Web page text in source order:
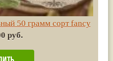
50 грамм сорт fancy
руб.